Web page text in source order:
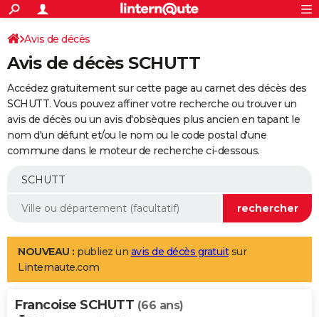
ACTUALITÉS
Politique
Société
Faits Divers
Education
Monde
Villes
+
SPORT
Coupe du monde 2026
Football
Tennis
Cyclisme
Rugby
Forum
Programme TV
TNT
Streaming
Cinéma
Sorties cinéma
Musique
+
FINANCE
Retraite
Epargne
Immobilier
Risques naturels par ville
Banque
Assurance
AUTO
Essais
Réserver un essai
Citadines
Berlines
SUV
Forum auto
+
Mobiles
Meilleur smartphone
Internet
Ordinateurs
Jeux vidéo
Guide high-tech
Aménagement intérieur
LIFESTYLE
Art de vivre
Bien-être
Loisirs
Mode
Modes de vie
Alimentation
Guide de la santé
Maladies
Médicaments
Sommeil
VOYAGE
Avis de décès
Avis de décès SCHUTT
Accédez gratuitement sur cette page au carnet des décès des
SCHUTT. Vous pouvez affiner votre recherche ou trouver un
avis de décès ou un avis d'obsèques plus ancien en tapant le
nom d'un défunt et/ou le nom ou le code postal d'une
commune dans le moteur de recherche ci-dessous.
NOUVEAU : publiez un avis de décès gratuitsur
Linternaute.com
Francoise SCHUTT (66 ans)